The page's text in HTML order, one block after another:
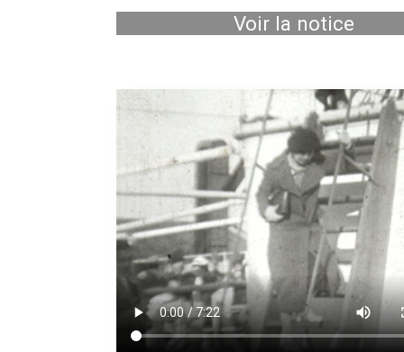
Voir la notice